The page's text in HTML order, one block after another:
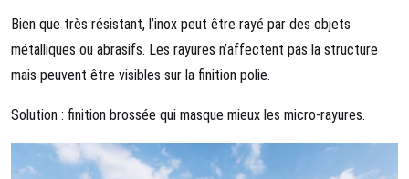
Bien que très résistant, l’inox peut être rayé par des objets
métalliques ou abrasifs. Les rayures n’affectent pas la structure
mais peuvent être visibles sur la finition polie.
Solution : finition brossée qui masque mieux les micro-rayures.